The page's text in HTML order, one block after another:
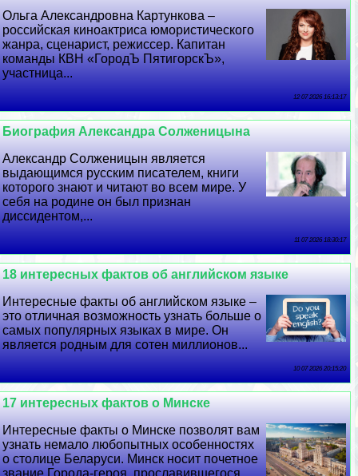
Ольга Александровна Картункова –
российская киноактриса юмористического
жанра, сценарист, режиссер. Капитан
комaнды КВН «ГородЪ ПятигорскЪ»,
участница...
12 07 2026 16:13:17
Биография Александра Солженицына
Александр Солженицын является
выдающимся русским писателем, книги
которого знают и читают во всем мире. У
себя на родине он был признан
диссидентом,...
11 07 2026 18:30:17
18 интересных фактов об английском языке
Интересные факты об английском языке –
это отличная возможность узнать больше о
самых популярных языках в мире. Он
является родным для сотен миллионов...
10 07 2026 20:15:20
17 интересных фактов о Минске
Интересные факты о Минске позволят вам
узнать немало любопытных особенностях
о столице Беларуси. Минск носит почетное
звание Города-героя, прославившегося...